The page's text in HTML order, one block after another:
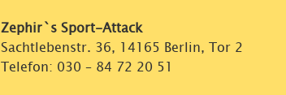
Zephir`s Sport-Attack
Sachtlebenstr. 36, 14165 Berlin, Tor 2
Telefon: 030 – 84 72 20 51